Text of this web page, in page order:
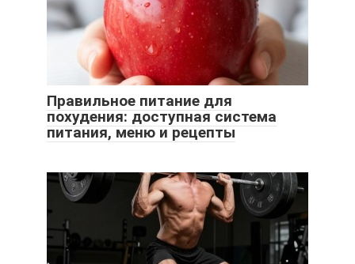
Правильное питание для
похудения: доступная система
питания, меню и рецепты